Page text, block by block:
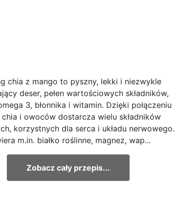
chia z mango to pyszny, lekki i niezwykle
deser, pełen wartościowych składników,
3, błonnika i witamin. Dzięki połączeniu
chia i owoców dostarcza wielu składników
korzystnych dla serca i układu nerwowego.
m.in. białko roślinne, magnez, wap...
Zobacz cały przepis...